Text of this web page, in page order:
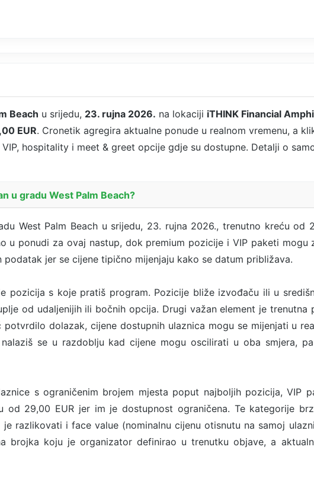
Beach u srijedu, 23. rujna 2026. na lokaciji iTHINK Financial
EUR. Cronetik agregira aktualne ponude u realnom vremenu, a
hospitality i meet & greet opcije gdje su dostupne. Detalji o
u gradu West Palm Beach?
West Palm Beach u srijedu, 23. rujna 2026., trenutno kreću od
u ponudi za ovaj nastup, dok premium pozicije i VIP paketi mogu
jer se cijene tipično mijenjaju kako se datum približava.
pozicija s koje pratiš program. Pozicije bliže izvođaču ili u
od udaljenijih ili bočnih opcija. Drugi važan element je
dolazak, cijene dostupnih ulaznica mogu se mijenjati u
se u razdoblju kad cijene mogu oscilirati u oba smjera,
s ograničenim brojem mjesta poput najboljih pozicija, VIP
od 29,00 EUR jer im je dostupnost ograničena. Te kategorije
razlikovati i face value (nominalnu cijenu otisnutu na samoj
koju je organizator definirao u trenutku objave, a